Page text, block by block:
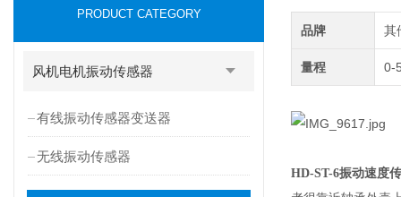
PRODUCT CATEGORY
风机电机振动传感器
有线振动传感器变送器
无线振动传感器
品牌 其
量程 0-
HD-ST-6振动速度